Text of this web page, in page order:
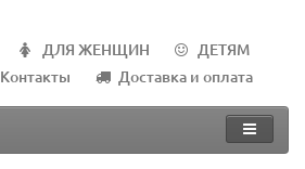
ДЛЯ ЖЕНЩИН
ДЕТЯМ
Контакты Доставка и оплата